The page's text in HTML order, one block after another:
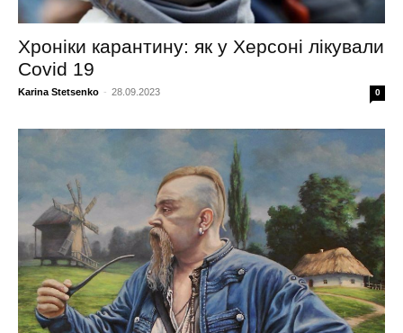
Хроніки карантину: як у Херсоні лікували
Covid 19
Karina Stetsenko - 28.09.2023 0